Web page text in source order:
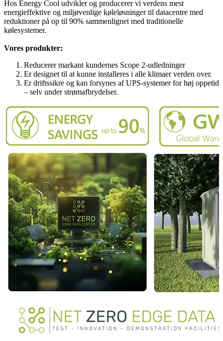
Hos Energy Cool udvikler og producerer vi verdens mest
energieffektive og miljøvenlige køleløsninger til datacentre med
reduktioner på op til 90% sammenlignet med traditionelle
kølesystemer.
Vores produkter:
Reducerer markant kundernes Scope 2-udledninger
Er designet til at kunne installeres i alle klimaer verden over.
Er driftssikre og kan forsynes af UPS-systemer for høj oppetid
– selv under strømafbrydelser.